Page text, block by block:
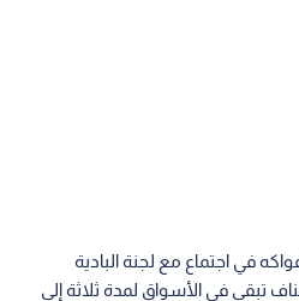
في اجتماع مع لجنة البادية
تبقى في الأسواق لمدة ثلاثة إلى